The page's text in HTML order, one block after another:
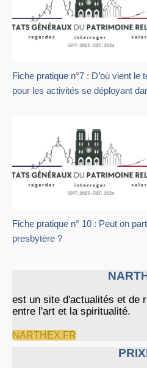
Fiche pratique n°7 : D’où vient le
pour les activités se déployant
Fiche pratique n° 10 : Peut on
presbytère ?
est un site d'actualités et de
entre l'art et la spiritualité.
NARTHEX.FR